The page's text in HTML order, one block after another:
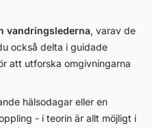
vandringslederna, varav de
också delta i guidade
att utforska omgivningarna
hälsodagar eller en
- i teorin är allt möjligt i